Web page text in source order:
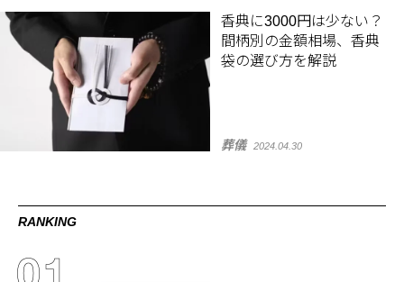
香典に3000円は少ない？
間柄別の金額相場、香典
袋の選び方を解説
葬儀 2024.04.30
RANKING